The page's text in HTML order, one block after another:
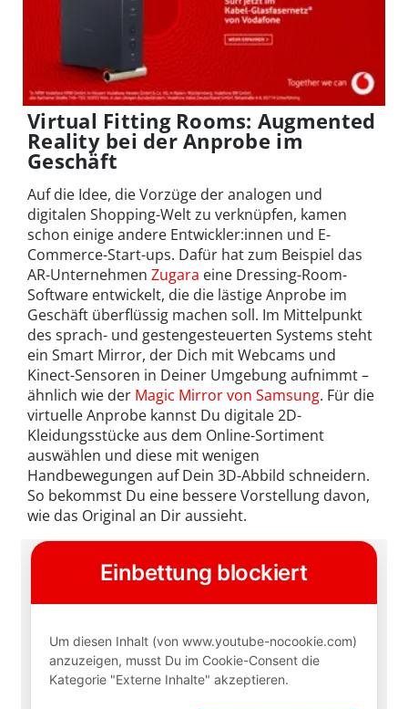
Virtual Fitting Rooms: Augmented
Reality bei der Anprobe im
Geschäft
Auf die Idee, die Vorzüge der analogen und
digitalen Shopping-Welt zu verknüpfen, kamen
schon einige andere Entwickler:innen und E-
Commerce-Start-ups. Dafür hat zum Beispiel das
AR-Unternehmen Zugara eine Dressing-Room-
Software entwickelt, die die lästige Anprobe im
Geschäft überflüssig machen soll. Im Mittelpunkt
des sprach- und gestengesteuerten Systems steht
ein Smart Mirror, der Dich mit Webcams und
Kinect-Sensoren in Deiner Umgebung aufnimmt –
ähnlich wie der Magic Mirror von Samsung. Für die
virtuelle Anprobe kannst Du digitale 2D-
Kleidungsstücke aus dem Online-Sortiment
auswählen und diese mit wenigen
Handbewegungen auf Dein 3D-Abbild schneidern.
So bekommst Du eine bessere Vorstellung davon,
wie das Original an Dir aussieht.